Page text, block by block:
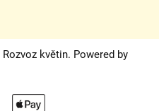
możliwości
květin. Powered by